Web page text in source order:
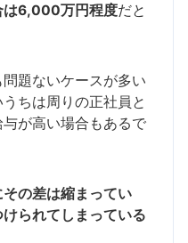
は6,000万円程度だと
題ないケースが多い
ちは周りの正社員と
が高い場合もあるで
の差は縮まってい
られてしまっている